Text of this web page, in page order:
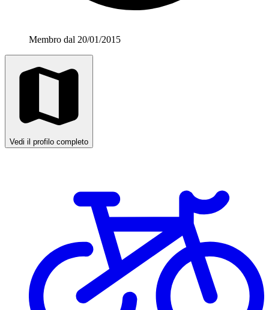
Membro dal 20/01/2015
Vedi il profilo completo